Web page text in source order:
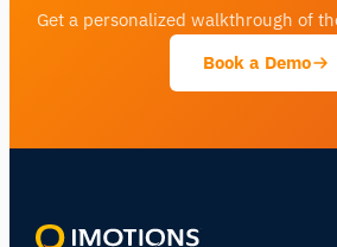
Get a personalized walkthrough of
Book a Demo
なぜこれが重要ですか